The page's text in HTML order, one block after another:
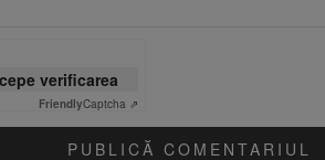
verificarea
FriendlyCaptcha ⇗